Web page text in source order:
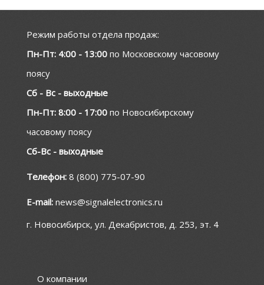
Режим работы отдела продаж:
Пн-Пт: 4:00 - 13:00 по Московскому часовому
поясу
Сб - Вс - выходные
Пн-Пт: 8:00 - 17:00 по Новосибирскому
часовому поясу
Сб-Вс - выходные
Телефон: 8 (800) 775-07-90
E-mail: news@signalelectronics.ru
г. Новосибирск, ул. Декабристов, д. 253, эт. 4
О компании